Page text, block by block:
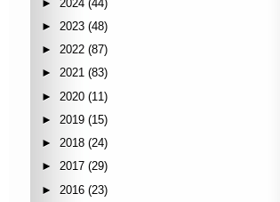
► 2024 (44)
► 2023 (48)
► 2022 (87)
► 2021 (83)
► 2020 (11)
► 2019 (15)
► 2018 (24)
► 2017 (29)
► 2016 (23)